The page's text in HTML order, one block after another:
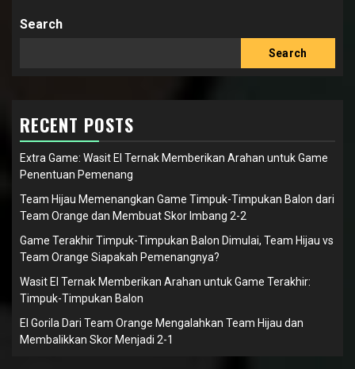
Search
Search
RECENT POSTS
Extra Game: Wasit El Ternak Memberikan Arahan untuk Game
Penentuan Pemenang
Team Hijau Memenangkan Game Timpuk-Timpukan Balon dari
Team Orange dan Membuat Skor Imbang 2-2
Game Terakhir Timpuk-Timpukan Balon Dimulai, Team Hijau vs
Team Orange Siapakah Pemenangnya?
Wasit El Ternak Memberikan Arahan untuk Game Terakhir:
Timpuk-Timpukan Balon
El Gorila Dari Team Orange Mengalahkan Team Hijau dan
Membalikkan Skor Menjadi 2-1